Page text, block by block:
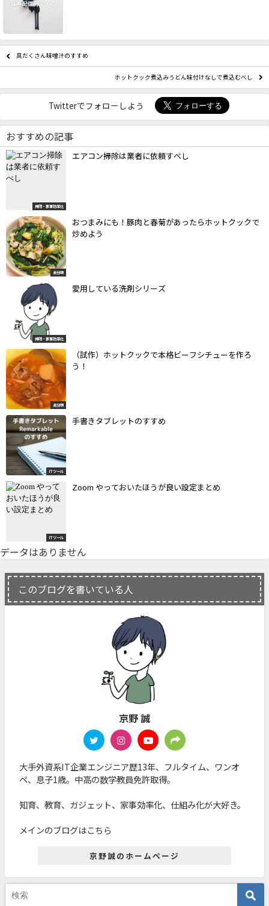
具だくさん味噌汁のすすめ
ホットクック煮込みうどん味付けなしで煮込むべし
Twitterでフォローしよう
おすすめの記事
掃除・家事効率化
エアコン掃除は業者に依頼すべし
未分類
おつまみにも！豚肉と春菊があったらホットクックで
炒めよう
掃除・家事効率化
愛用している洗剤シリーズ
未分類
（試作）ホットクックで本格ビーフシチューを作ろ
う！
ITツール
手書きタブレットのすすめ
ITツール
Zoom やっておいたほうが良い設定まとめ
データはありません
このブログを書いている人
京野 誠
大手外資系IT企業エンジニア歴13年、フルタイム、ワンオ
ペ、息子1歳。中高の数学教員免許取得。
知育、教育、ガジェット、家事効率化、仕組み化が大好き。
メインのブログはこちら
京野誠のホームページ